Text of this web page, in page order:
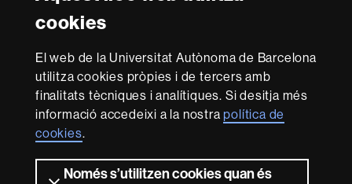
cookies
El web de la Universitat Autònoma de Barcelona
utilitza cookies pròpies i de tercers amb
finalitats tècniques i analítiques. Si desitja més
informació accedeixi a la nostrapolítica de
cookies.
Només s’utilitzen cookies quan és
Reconeixement internacional de l'excel·lència
in
Research
-
Euraxess
Amb el finançament de
Sobre